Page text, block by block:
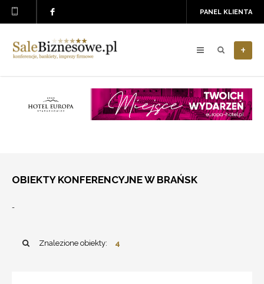
PANEL KLIENTA
+
OBIEKTY KONFERENCYJNE W BRAŃSK
-
Znalezione obiekty: 4